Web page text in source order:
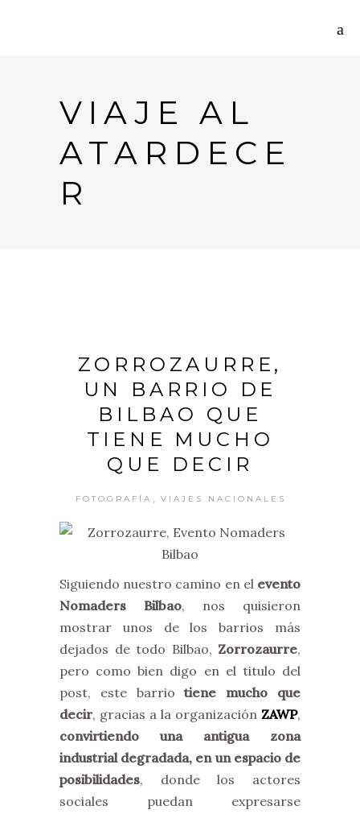
VIAJE AL
ATARDECE
R
ZORROZAURRE,
UN BARRIO DE
BILBAO QUE
TIENE MUCHO
QUE DECIR
FOTOGRAFÍA VIAJES NACIONALES
Siguiendo nuestro camino en el evento
Nomaders Bilbao, nos quisieron
mostrar unos de los barrios más
dejados de todo Bilbao, Zorrozaurre,
pero como bien digo en el titulo del
post, este barriotiene mucho que
decir, gracias a la organización ZAWP,
convirtiendo una antigua zona
industrial degradada, en un espacio de
posibilidades, donde los actores
sociales puedan expresarse